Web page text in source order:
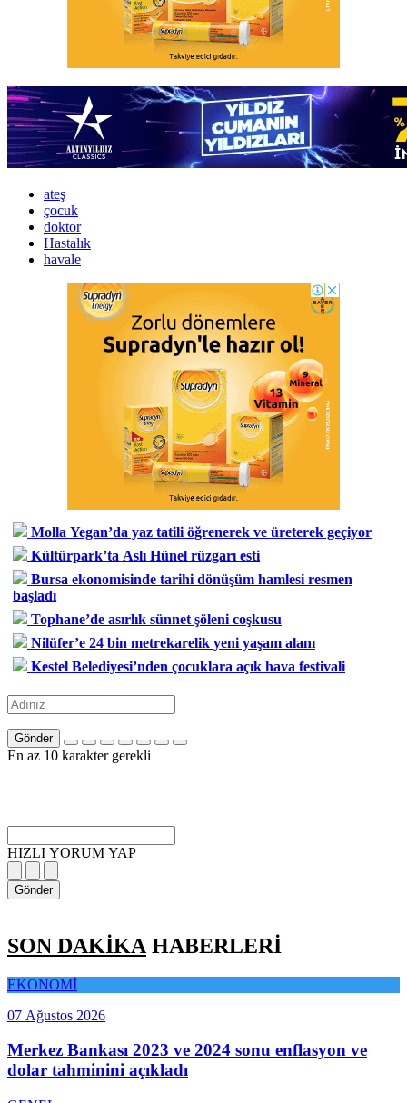
ateş
çocuk
doktor
Hastalık
havale
Molla Yegan’da yaz tatili öğrenerek ve üreterek geçiyor
Kültürpark’ta Aslı Hünel rüzgarı esti
Bursa ekonomisinde tarihi dönüşüm hamlesi resmen
başladı
Tophane’de asırlık sünnet şöleni coşkusu
Nilüfer’e 24 bin metrekarelik yeni yaşam alanı
Kestel Belediyesi’nden çocuklara açık hava festivali
Gönder
En az 10 karakter gerekli
HIZLI YORUM YAP
Gönder
SON DAKİKA HABERLERİ
EKONOMİ
07 Ağustos 2026
Merkez Bankası 2023 ve 2024 sonu enflasyon ve
dolar tahminini açıkladı